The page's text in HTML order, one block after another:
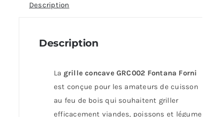
Description
Description
La grille concave GRC002 Fontana Forni
est conçue pour les amateurs de cuisson
au feu de bois qui souhaitent griller
efficacement viandes, poissons et légumes